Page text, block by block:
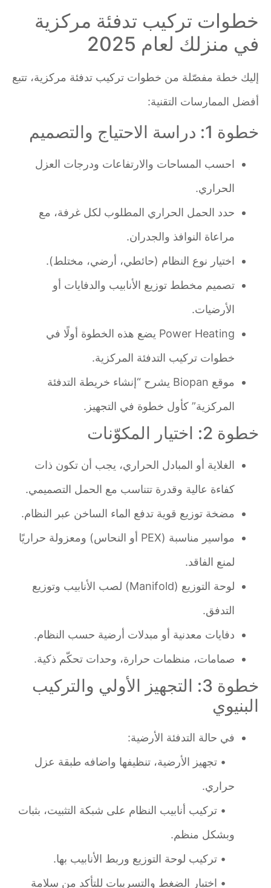
خطوات تركيب تدفئة مركزية
في منزلك لعام 2025
إليك خطة مفصّلة من خطوات تركيب تدفئة مركزية، تتبع
أفضل الممارسات التقنية:
خطوة 1: دراسة الاحتياج والتصميم
احسب المساحات والارتفاعات ودرجات العزل
الحراري.
حدد الحمل الحراري المطلوب لكل غرفة، مع
مراعاة النوافذ والجدران.
اختيار نوع النظام (حائطي، أرضي، مختلط).
تصميم مخطط توزيع الأنابيب والدفايات أو
الأرضيات.
Power Heating يضع هذه الخطوة أولًا في
خطوات تركيب التدفئة المركزية.
موقع Biopan يشرح “إنشاء خريطة التدفئة
المركزية” كأول خطوة في التجهيز.
خطوة 2: اختيار المكوّنات
الغلاية أو المبادل الحراري، يجب أن تكون ذات
كفاءة عالية وقدرة تتناسب مع الحمل التصميمي.
مضخة توزيع قوية تدفع الماء الساخن عبر النظام.
مواسير مناسبة (PEX أو النحاس) ومعزولة حراريًا
لمنع الفاقد.
لوحة التوزيع (Manifold) لصب الأنابيب وتوزيع
التدفق.
دفايات معدنية أو مبدلات أرضية حسب النظام.
صمامات، منظمات حرارة، وحدات تحكّم ذكية.
خطوة 3: التجهيز الأولي والتركيب
البنيوي
في حالة التدفئة الأرضية:
• تجهيز الأرضية، تنظيفها واضافه طبقة عزل
حراري.
• تركيب أنابيب النظام على شبكة التثبيت، بثبات
وبشكل منظم.
• تركيب لوحة التوزيع وربط الأنابيب بها.
• اختبار الضغط والتسريبات للتأكد من سلامة